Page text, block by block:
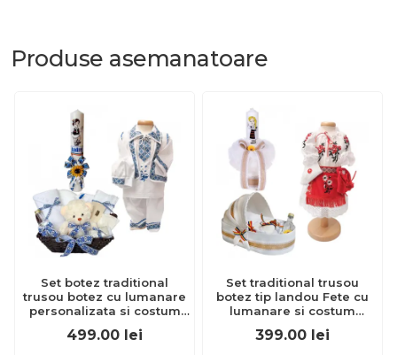
Produse asemanatoare
Set botez traditional
trusou botez cu lumanare
personalizata si costum
popular baiat Denikos®
740 NIK5169
499.00 lei
Set traditional trusou
botez tip landou Fete cu
lumanare si costum
traditional Denikos® 978
NIK5407
399.00 lei